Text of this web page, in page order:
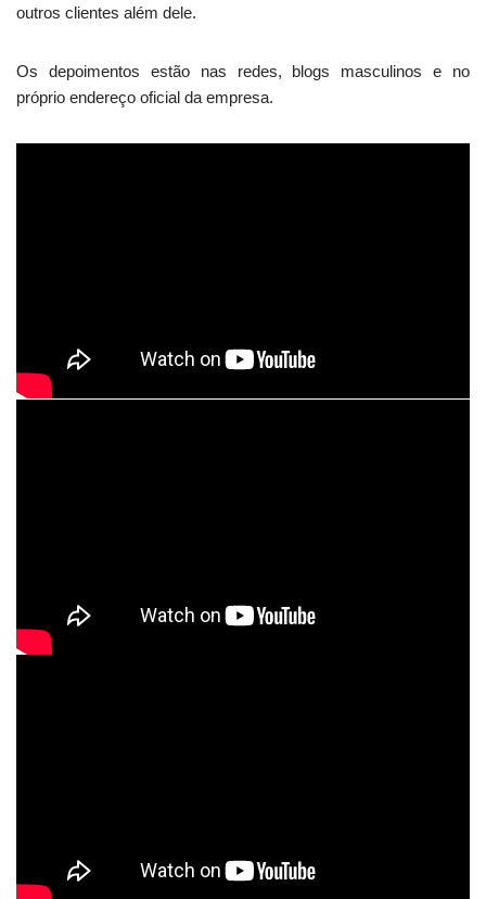
outros clientes além dele.
Os depoimentos estão nas redes, blogs masculinos e no
próprio endereço oficial da empresa.